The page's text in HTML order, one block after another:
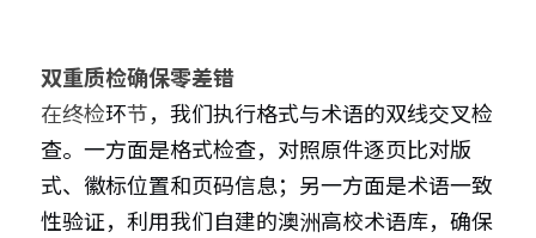
双重质检确保零差错
在终检环节，我们执行格式与术语的双线交叉检
查。一方面是格式检查，对照原件逐页比对版
式、徽标位置和页码信息；另一方面是术语一致
性验证，利用我们自建的澳洲高校术语库，确保